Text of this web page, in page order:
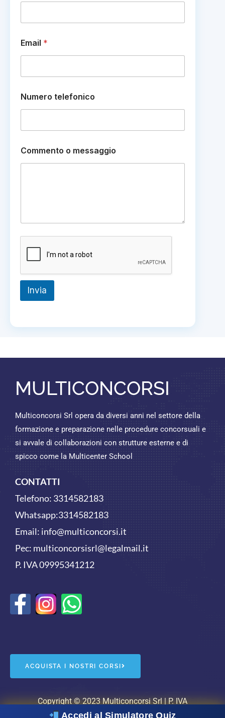
N
u
o
e
Email *
Numero telefonico
Commento o messaggio
Invia
MULTICONCORSI
Multiconcorsi Srl opera da diversi anni nel settore della
formazione e preparazione nelle procedure concorsuali e
si avvale di collaborazioni con strutture esterne e di
spicco come la Multicenter School
CONTATTI
Telefono: 3314582183
Whatsapp:3314582183
Email: info@multiconcorsi.it
Pec: multiconcorsisrl@legalmail.it
P. IVA 09995341212
F
e
b
o
W
t
s
a
ACQUISTA I NOSTRI CORSI
Copyright © 2023 Multiconcorsi Srl | P. IVA
Accedi al Simulatore Quiz